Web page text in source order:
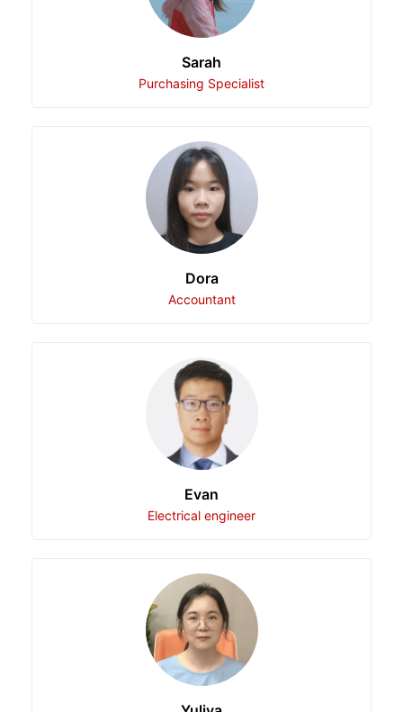
Sarah
Purchasing Specialist
Dora
Accountant
Evan
Electrical engineer